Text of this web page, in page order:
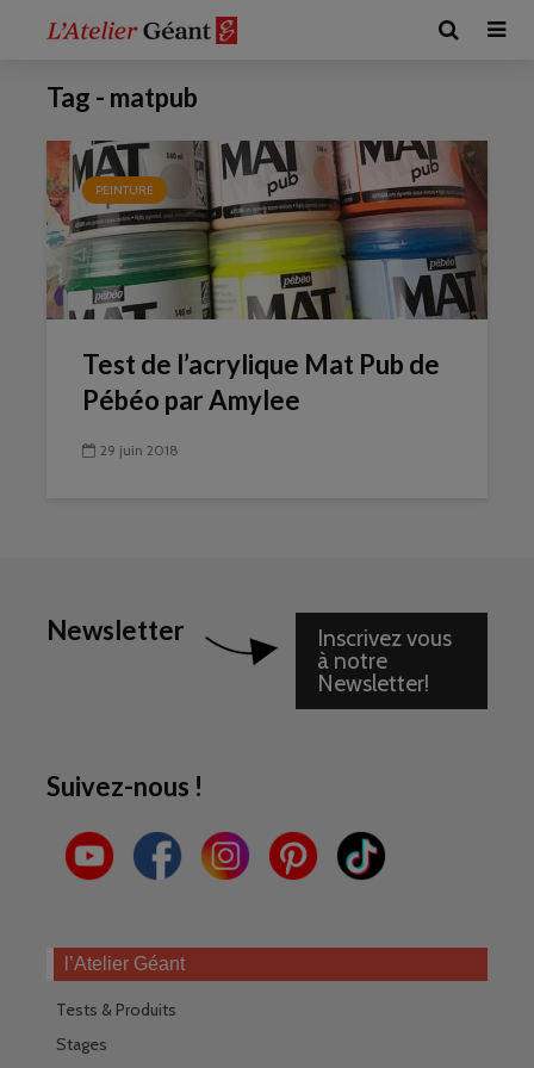
Tag - matpub
PEINTURE
Test de l’acrylique Mat Pub de
Pébéo par Amylee
29 juin 2018
Newsletter
Inscrivez vous
à notre
Newsletter!
Suivez-nous !
l’Atelier Géant
Tests & Produits
Stages